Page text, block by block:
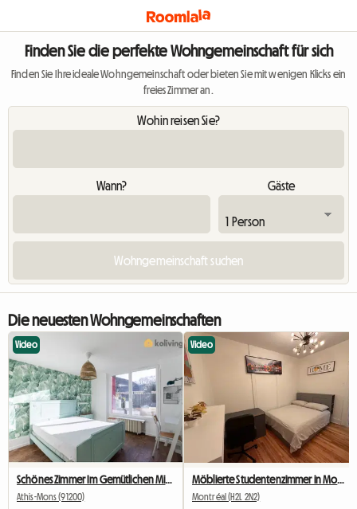
Finden Sie die perfekte Wohngemeinschaft für sich
Finden Sie Ihre ideale Wohngemeinschaft oder bieten Sie mit wenigen Klicks ein
freies Zimmer an.
Wohin reisen Sie?
Wann? Gäste
Die neuesten Wohngemeinschaften
Video
Schönes Zimmer Im Gemütlichen Mitbewohner Nr. 2
Athis-Mons (91200)
Video
Möblierte Studentenzimmer in Montreal zu vermieten
Montréal (H2L 2N2)